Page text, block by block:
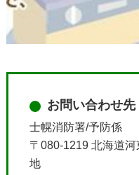
お問い合わせ先
士幌消防署/予防係
〒080-1219 北海道
地